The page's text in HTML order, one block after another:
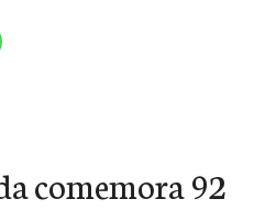
comemora 92